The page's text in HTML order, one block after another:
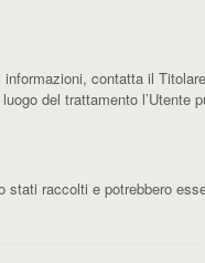
contatta il
del trattamento l’Utente
raccolti e potrebbero